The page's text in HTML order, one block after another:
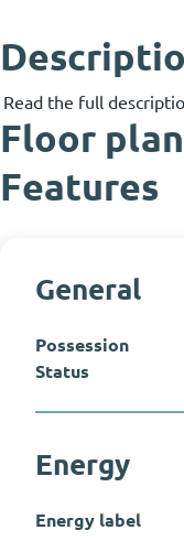
Read the full
Floor
Features
General
Possession
Status
Energy
Energy label